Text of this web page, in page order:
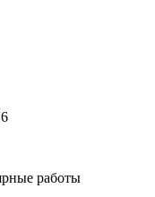
работы